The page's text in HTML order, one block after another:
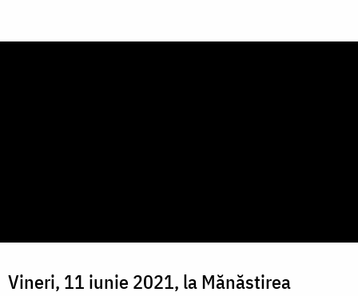
Vineri, 11 iunie 2021, la Mănăstirea